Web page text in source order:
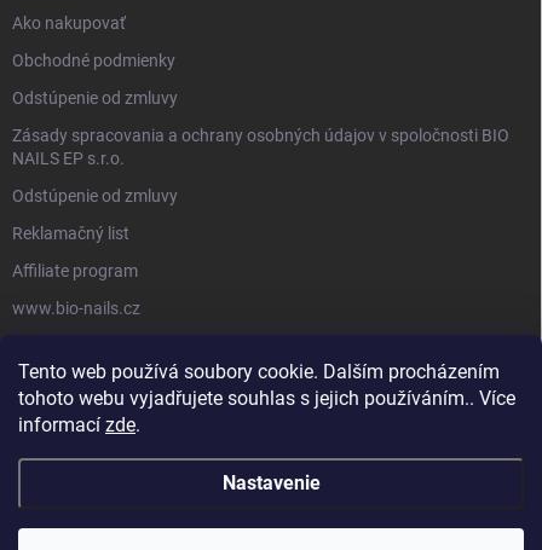
Tento web používá soubory cookie. Dalším procházením
tohoto webu vyjadřujete souhlas s jejich používáním.. Více
informací zde.
Nastavenie
Ako nakupovať
Obchodné podmienky
Odstúpenie od zmluvy
Zásady spracovania a ochrany osobných údajov v spoločnosti BIO
NAILS EP s.r.o.
Odstúpenie od zmluvy
Reklamačný list
Affiliate program
www.bio-nails.cz
FACEBOOK